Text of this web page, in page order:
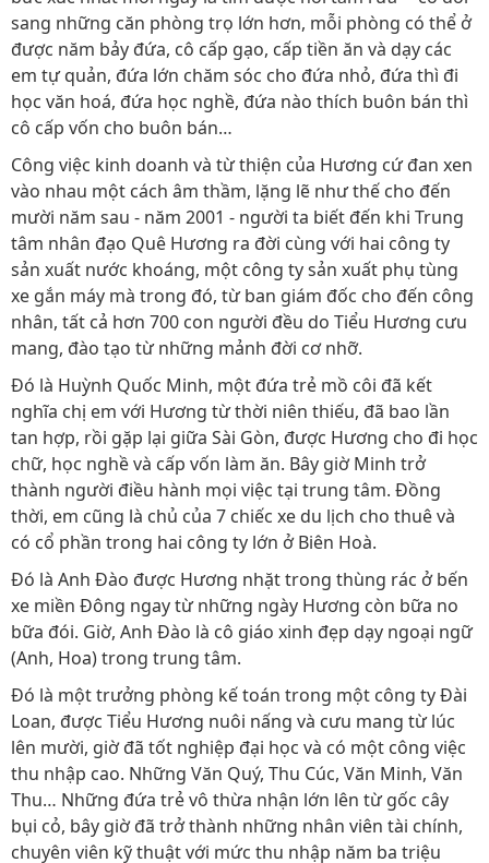
sang những căn phòng trọ lớn hơn, mỗi phòng có thể ở
được năm bảy đứa, cô cấp gạo, cấp tiền ăn và dạy các
em tự quản, đứa lớn chăm sóc cho đứa nhỏ, đứa thì đi
học văn hoá, đứa học nghề, đứa nào thích buôn bán thì
cô cấp vốn cho buôn bán…
Công việc kinh doanh và từ thiện của Hương cứ đan xen
vào nhau một cách âm thầm, lặng lẽ như thế cho đến
mười năm sau - năm 2001 - người ta biết đến khi Trung
tâm nhân đạo Quê Hương ra đời cùng với hai công ty
sản xuất nước khoáng, một công ty sản xuất phụ tùng
xe gắn máy mà trong đó, từ ban giám đốc cho đến công
nhân, tất cả hơn 700 con người đều do Tiểu Hương cưu
mang, đào tạo từ những mảnh đời cơ nhỡ.
Đó là Huỳnh Quốc Minh, một đứa trẻ mồ côi đã kết
nghĩa chị em với Hương từ thời niên thiếu, đã bao lần
tan hợp, rồi gặp lại giữa Sài Gòn, được Hương cho đi học
chữ, học nghề và cấp vốn làm ăn. Bây giờ Minh trở
thành người điều hành mọi việc tại trung tâm. Đồng
thời, em cũng là chủ của 7 chiếc xe du lịch cho thuê và
có cổ phần trong hai công ty lớn ở Biên Hoà.
Đó là Anh Đào được Hương nhặt trong thùng rác ở bến
xe miền Đông ngay từ những ngày Hương còn bữa no
bữa đói. Giờ, Anh Đào là cô giáo xinh đẹp dạy ngoại ngữ
(Anh, Hoa) trong trung tâm.
Đó là một trưởng phòng kế toán trong một công ty Đài
Loan, được Tiểu Hương nuôi nấng và cưu mang từ lúc
lên mười, giờ đã tốt nghiệp đại học và có một công việc
thu nhập cao. Những Văn Quý, Thu Cúc, Văn Minh, Văn
Thu… Những đứa trẻ vô thừa nhận lớn lên từ gốc cây
bụi cỏ, bây giờ đã trở thành những nhân viên tài chính,
chuyên viên kỹ thuật với mức thu nhập năm ba triệu